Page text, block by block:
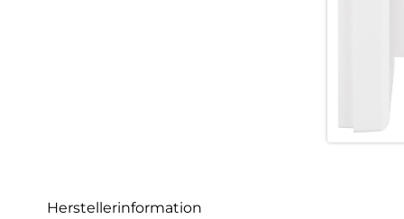
Herstellerinformation